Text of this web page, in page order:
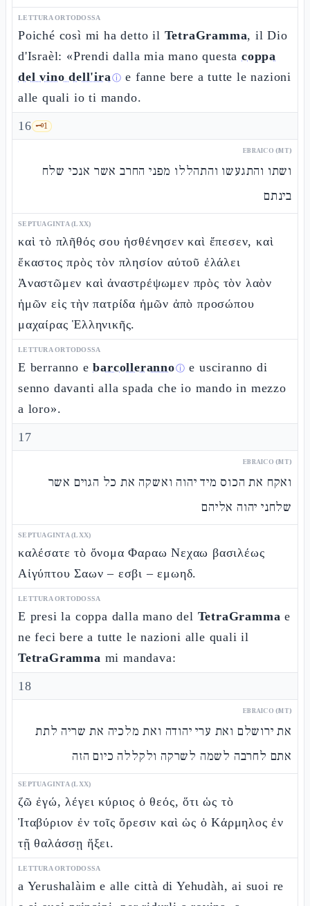
LETTURA ORTODOSSA
Poiché così mi ha detto il TetraGramma, il Dio
d'Israèl: «Prendi dalla mia mano questa coppa
del vino dell'iraⓘ e fanne bere a tutte le nazioni
alle quali io ti mando.
16 🗝️1
EBRAICO (MT)
ושתו והתגעשו והתהללו מפני החרב אשר אנכי שלח
בינתם
SEPTUAGINTA (LXX)
καὶ τὸ πλῆθός σου ἠσθένησεν καὶ ἔπεσεν, καὶ
ἕκαστος πρὸς τὸν πλησίον αὐτοῦ ἐλάλει
Ἀναστῶμεν καὶ ἀναστρέψωμεν πρὸς τὸν λαὸν
ἡμῶν εἰς τὴν πατρίδα ἡμῶν ἀπὸ προσώπου
μαχαίρας Ἑλληνικῆς.
LETTURA ORTODOSSA
E berranno ebarcollerannoⓘ e usciranno di
senno davanti alla spada che io mando in mezzo
a loro».
17
EBRAICO (MT)
ואקח את הכוס מיד יהוה ואשקה את כל הגוים אשר
שלחני יהוה אליהם
SEPTUAGINTA (LXX)
καλέσατε τὸ ὄνομα Φαραω Νεχαω βασιλέως
Αἰγύπτου Σαων – εσβι – εμωηδ.
LETTURA ORTODOSSA
E presi la coppa dalla mano del TetraGramma e
ne feci bere a tutte le nazioni alle quali il
TetraGramma mi mandava:
18
EBRAICO (MT)
את ירושלם ואת ערי יהודה ואת מלכיה את שריה לתת
אתם לחרבה לשמה לשרקה ולקללה כיום הזה
SEPTUAGINTA (LXX)
ζῶ ἐγώ, λέγει κύριος ὁ θεός, ὅτι ὡς τὸ
Ἰταβύριον ἐν τοῖς ὄρεσιν καὶ ὡς ὁ Κάρμηλος ἐν
τῇ θαλάσσῃ ἥξει.
LETTURA ORTODOSSA
a Yerushalàim e alle città di Yehudàh, ai suoi re